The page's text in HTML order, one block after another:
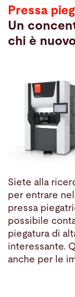
Pressa
Un
chi è
Siete alla
per entrare
pressa
possibile
piegatura di
interessante.
anche per le